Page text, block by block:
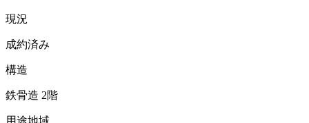
現況
成約済み
構造
鉄骨造 2階
用途地域